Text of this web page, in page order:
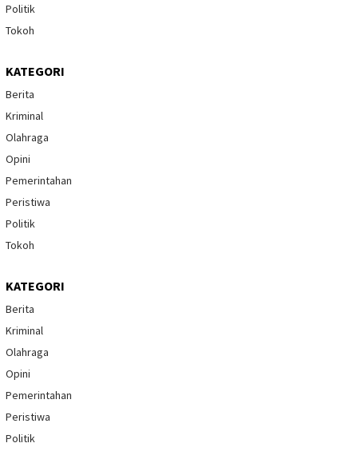
Politik
Tokoh
KATEGORI
Berita
Kriminal
Olahraga
Opini
Pemerintahan
Peristiwa
Politik
Tokoh
KATEGORI
Berita
Kriminal
Olahraga
Opini
Pemerintahan
Peristiwa
Politik